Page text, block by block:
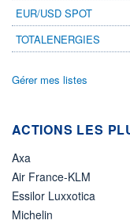
LIMITE À LA
BAISSE
0,0000
RENDEMENT
3,31%
07.08.26 /
Boursobank
EUR/USD SPOT
TOTALENERGIES
Gérer mes listes
ACTIONS LES
Axa
Air France-KLM
Essilor Luxxotica
Michelin